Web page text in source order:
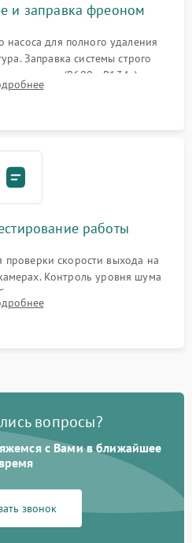
и заправка фреоном
насоса для полного удаления
Заправка системы строго
(R600a, R134a) по
рабочего давления в системе.
работы
проверки скорости выхода на
Контроль уровня шума
стенок и корректного
автоматической оттайки.
вопросы?
с Вами в ближайшее
время
звонок